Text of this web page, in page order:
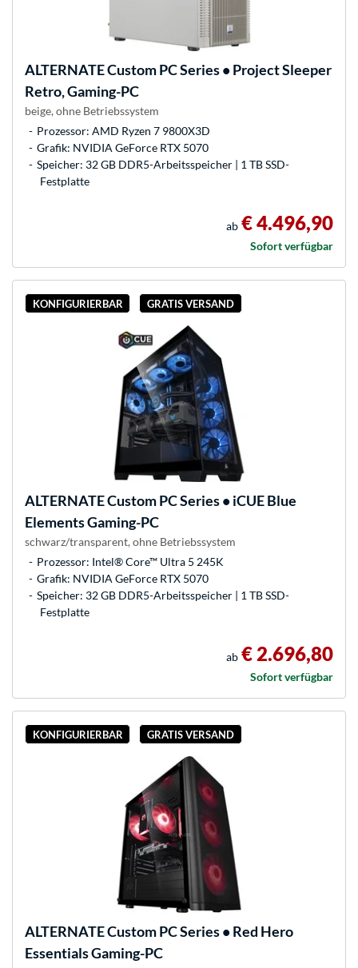
ALTERNATECustom PC Series • Project Sleeper
Retro, Gaming-PC
beige, ohne Betriebssystem
Prozessor: AMD Ryzen 7 9800X3D
Grafik: NVIDIA GeForce RTX 5070
Speicher: 32 GB DDR5-Arbeitsspeicher | 1 TB SSD-
Festplatte
ab € 4.496,90
Sofort verfügbar
KONFIGURIERBAR GRATIS VERSAND
ALTERNATECustom PC Series • iCUE Blue
Elements Gaming-PC
schwarz/transparent, ohne Betriebssystem
Prozessor: Intel® Core™ Ultra 5 245K
Grafik: NVIDIA GeForce RTX 5070
Speicher: 32 GB DDR5-Arbeitsspeicher | 1 TB SSD-
Festplatte
ab € 2.696,80
Sofort verfügbar
KONFIGURIERBAR GRATIS VERSAND
ALTERNATECustom PC Series • Red Hero
Essentials Gaming-PC